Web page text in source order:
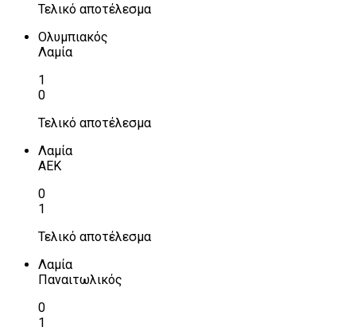
Τελικό αποτέλεσμα
Ολυμπιακός
Λαμία
1
0
Τελικό αποτέλεσμα
Λαμία
ΑΕΚ
0
1
Τελικό αποτέλεσμα
Λαμία
Παναιτωλικός
0
1